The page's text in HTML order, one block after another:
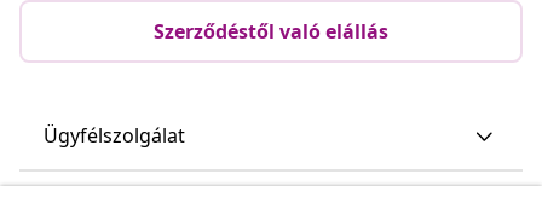
Szerződéstől való elállás
Ügyfélszolgálat